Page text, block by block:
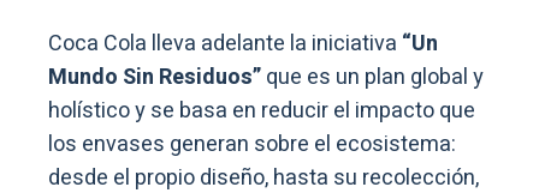
Coca Cola lleva adelante la iniciativa “Un
Mundo Sin Residuos”que es un plan global y
holístico y se basa en reducir el impacto que
los envases generan sobre el ecosistema:
desde el propio diseño, hasta su recolección,